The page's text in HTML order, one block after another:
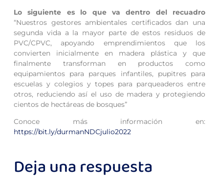
Lo siguiente es lo que va dentro del recuadro
“Nuestros gestores ambientales certificados dan una
segunda vida a la mayor parte de estos residuos de
PVC/CPVC, apoyando emprendimientos que los
convierten inicialmente en madera plástica y que
finalmente transforman en productos como
equipamientos para parques infantiles, pupitres para
escuelas y colegios y topes para parqueaderos entre
otros, reduciendo así el uso de madera y protegiendo
cientos de hectáreas de bosques”
Conoce más información en:
https://bit.ly/durmanNDCjulio2022
Deja una respuesta